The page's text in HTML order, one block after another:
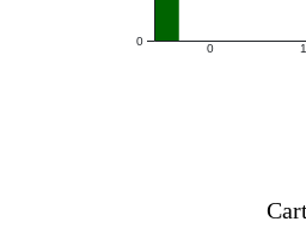
0 1
0